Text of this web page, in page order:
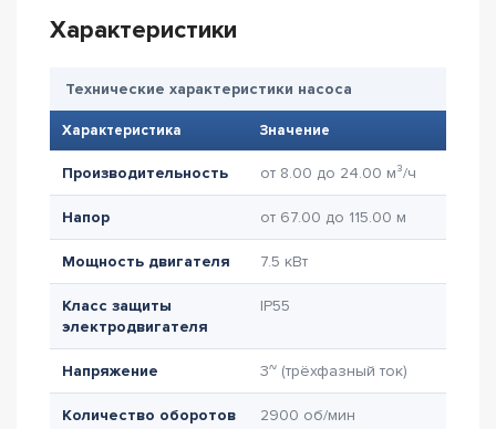
Характеристики
Технические характеристики насоса
Характеристика Значение
Производительность от 8.00 до 24.00 м³/ч
Напор от 67.00 до 115.00 м
Мощность двигателя 7.5 кВт
Класс защиты
электродвигателя
IP55
Напряжение 3~ (трёхфазный ток)
Количество оборотов 2900 об/мин